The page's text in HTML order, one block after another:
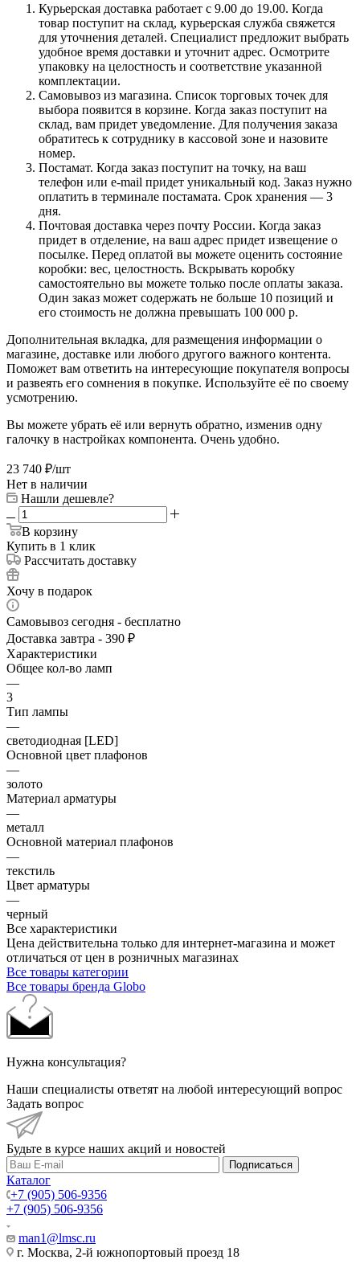
Курьерская доставка работает с 9.00 до 19.00. Когда
товар поступит на склад, курьерская служба свяжется
для уточнения деталей. Специалист предложит выбрать
удобное время доставки и уточнит адрес. Осмотрите
упаковку на целостность и соответствие указанной
комплектации.
Самовывоз из магазина. Список торговых точек для
выбора появится в корзине. Когда заказ поступит на
склад, вам придет уведомление. Для получения заказа
обратитесь к сотруднику в кассовой зоне и назовите
номер.
Постамат. Когда заказ поступит на точку, на ваш
телефон или e-mail придет уникальный код. Заказ нужно
оплатить в терминале постамата. Срок хранения — 3
дня.
Почтовая доставка через почту России. Когда заказ
придет в отделение, на ваш адрес придет извещение о
посылке. Перед оплатой вы можете оценить состояние
коробки: вес, целостность. Вскрывать коробку
самостоятельно вы можете только после оплаты заказа.
Один заказ может содержать не больше 10 позиций и
его стоимость не должна превышать 100 000 р.
Дополнительная вкладка, для размещения информации о
магазине, доставке или любого другого важного контента.
Поможет вам ответить на интересующие покупателя вопросы
и развеять его сомнения в покупке. Используйте её по своему
усмотрению.
Вы можете убрать её или вернуть обратно, изменив одну
галочку в настройках компонента. Очень удобно.
23 740 ₽/шт
Нет в наличии
Нашли дешевле?
В корзину
Купить в 1 клик
Рассчитать доставку
Хочу в подарок
Самовывоз сегодня - бесплатно
Доставка завтра - 390 ₽
Характеристики
Общее кол-во ламп
—
3
Тип лампы
—
светодиодная [LED]
Основной цвет плафонов
—
золото
Материал арматуры
—
металл
Основной материал плафонов
—
текстиль
Цвет арматуры
—
черный
Все характеристики
Цена действительна только для интернет-магазина и может
отличаться от цен в розничных магазинах
Все товары категории
Все товары бренда Globo
Нужна консультация?
Наши специалисты ответят на любой интересующий вопрос
Задать вопрос
Будьте в курсе наших акций и новостей
Подписаться
Каталог
+7 (905) 506-9356
+7 (905) 506-9356
man1@lmsc.ru
г. Москва, 2-й южнопортовый проезд 18